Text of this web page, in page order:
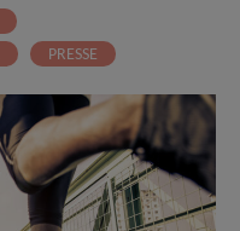
PRESSE